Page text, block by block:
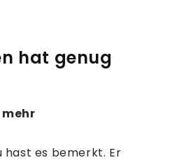
hat genug
mehr
hast es bemerkt. Er